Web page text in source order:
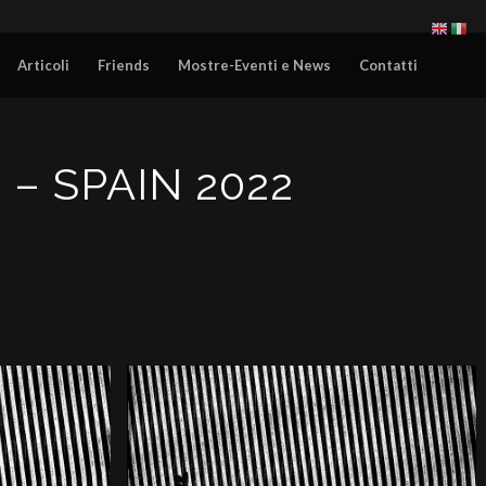
Articoli Friends Mostre-Eventi e News Contatti
SPAIN 2022